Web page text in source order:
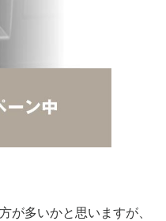
が多いかと思いますが、